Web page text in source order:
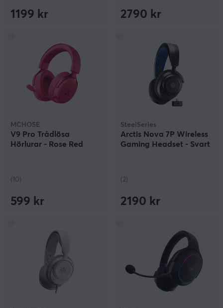
1199 kr 2790 kr
MCHOSE
V9 Pro Trådlösa
Hörlurar - Rose Red
(10)
599 kr
SteelSeries
Arctis Nova 7P Wireless
Gaming Headset - Svart
(2)
2190 kr